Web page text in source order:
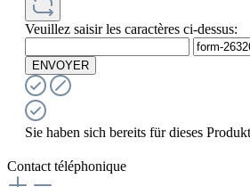
Veuillez saisir les caractères ci-dessus:
ENVOYER
Sie haben sich bereits für dieses
Contact téléphonique